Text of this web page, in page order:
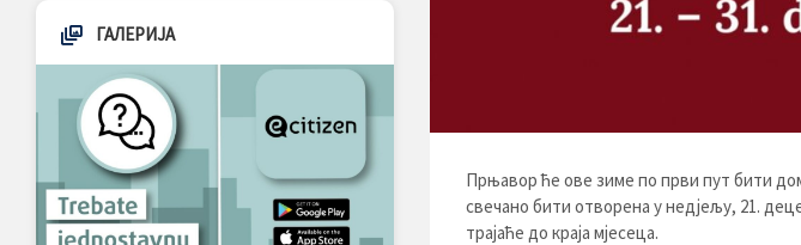
Прњавор ће ове зиме по први пут бити
свечано бити отворена у недјељу, 21.
трајаће до краја мјесеца.
ГАЛЕРИЈА